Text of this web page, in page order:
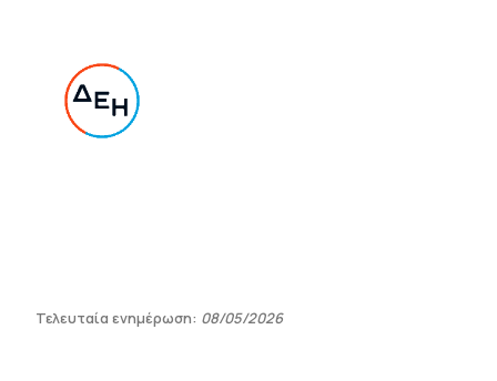
Τελευταία ενημέρωση: 08/05/2026